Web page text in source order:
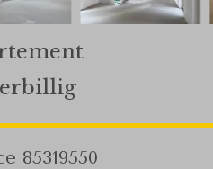
85319550